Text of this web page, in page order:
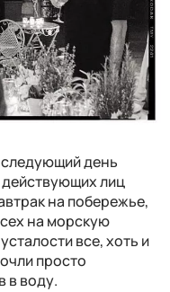
следующий день
действующих лиц
на побережье,
на морскую
все, хоть и
просто
в воду.